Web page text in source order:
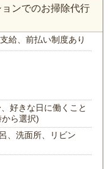
ンでのお掃除代行
給、前払い制度あり
好きな日に働くこと
ら選択)
、洗面所、リビン